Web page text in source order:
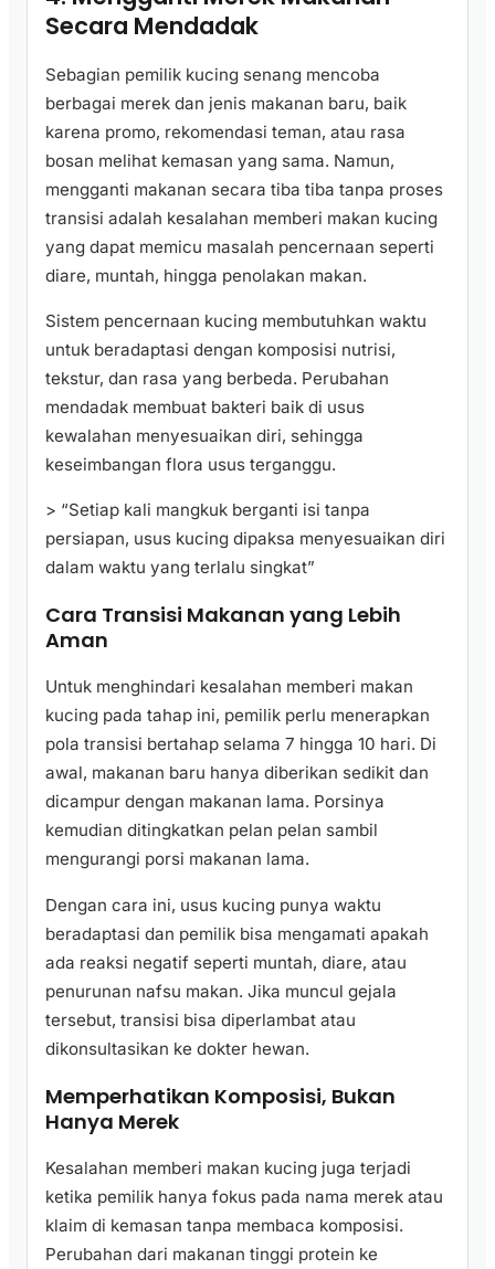
Secara Mendadak
Sebagian pemilik kucing senang mencoba
berbagai merek dan jenis makanan baru, baik
karena promo, rekomendasi teman, atau rasa
bosan melihat kemasan yang sama. Namun,
mengganti makanan secara tiba tiba tanpa proses
transisi adalah kesalahan memberi makan kucing
yang dapat memicu masalah pencernaan seperti
diare, muntah, hingga penolakan makan.
Sistem pencernaan kucing membutuhkan waktu
untuk beradaptasi dengan komposisi nutrisi,
tekstur, dan rasa yang berbeda. Perubahan
mendadak membuat bakteri baik di usus
kewalahan menyesuaikan diri, sehingga
keseimbangan flora usus terganggu.
> “Setiap kali mangkuk berganti isi tanpa
persiapan, usus kucing dipaksa menyesuaikan diri
dalam waktu yang terlalu singkat”
Cara Transisi Makanan yang Lebih
Aman
Untuk menghindari kesalahan memberi makan
kucing pada tahap ini, pemilik perlu menerapkan
pola transisi bertahap selama 7 hingga 10 hari. Di
awal, makanan baru hanya diberikan sedikit dan
dicampur dengan makanan lama. Porsinya
kemudian ditingkatkan pelan pelan sambil
mengurangi porsi makanan lama.
Dengan cara ini, usus kucing punya waktu
beradaptasi dan pemilik bisa mengamati apakah
ada reaksi negatif seperti muntah, diare, atau
penurunan nafsu makan. Jika muncul gejala
tersebut, transisi bisa diperlambat atau
dikonsultasikan ke dokter hewan.
Memperhatikan Komposisi, Bukan
Hanya Merek
Kesalahan memberi makan kucing juga terjadi
ketika pemilik hanya fokus pada nama merek atau
klaim di kemasan tanpa membaca komposisi.
Perubahan dari makanan tinggi protein ke